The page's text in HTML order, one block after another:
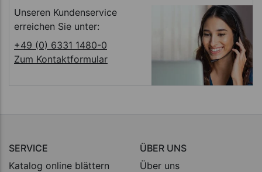
Unseren Kundenservice
erreichen Sie unter:
+49 (0) 6331 1480-0
Zum Kontaktformular
SERVICE
Katalog online blättern
ÜBER UNS
Über uns